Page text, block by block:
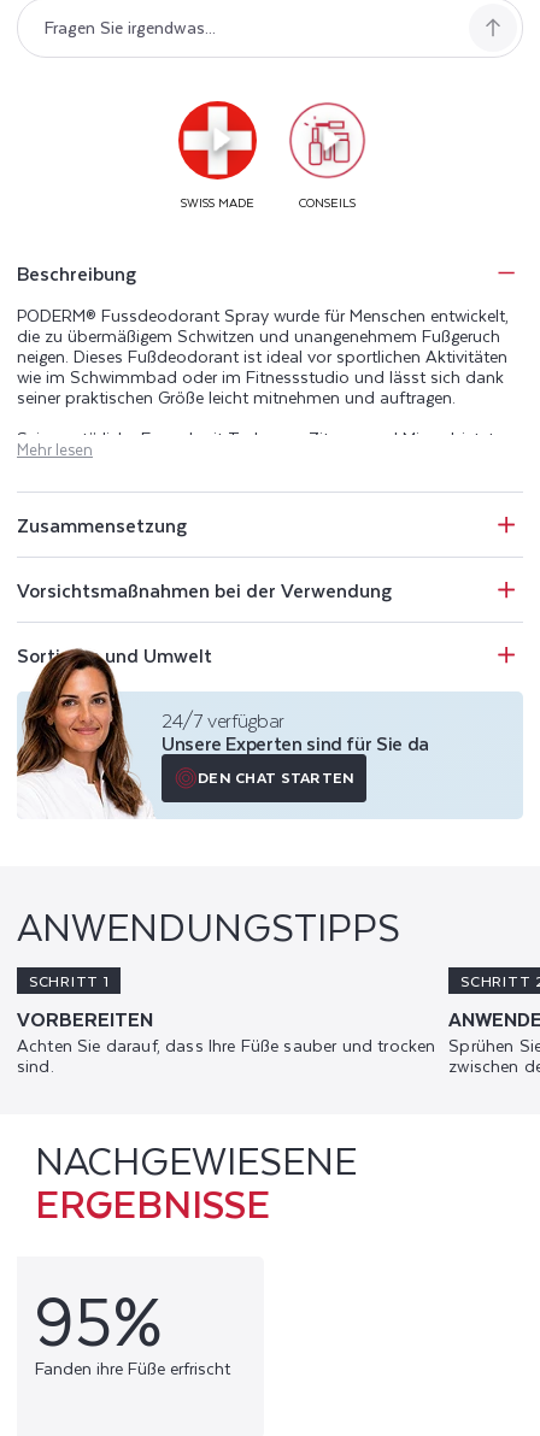
Beschreibung
PODERM® Fussdeodorant Spray wurde für Menschen entwickelt,
die zu übermäßigem Schwitzen und unangenehmem Fußgeruch
neigen. Dieses Fußdeodorant ist ideal vor sportlichen Aktivitäten
wie im Schwimmbad oder im Fitnessstudio und lässt sich dank
seiner praktischen Größe leicht mitnehmen und auftragen.
Seine natürliche Formel mit Teebaum, Zitrone und Minze bietet
eine dreifache Wirkung. Der Teebaum reinigt und schützt die Haut,
unangenehme Gerüche, und die Minze sorgt für ein lang
anhaltendes Frischegefühl.
Diese Inhaltsstoffe wirken zusammen, um übermäßiges Schwitzen
einzudämmen und Ihre Füße den ganzen Tag lang frisch und
gesund zu halten. Dieses Fußdeodorant ist ein Muss für alle, die
ihre Füße gesund und frei von unangenehmen Gerüchen halten
wollen.
Mehr lesen
Zusammensetzung
Vorsichtsmaßnahmen bei der Verwendung
Sortieren und Umwelt
24/7 verfügbar
Unsere Experten sind für Sie da
DEN CHAT STARTEN
ANWENDUNGSTIPPS
SCHRITT 1
VORBEREITEN
Achten Sie darauf, dass Ihre Füße sauber und trocken
sind.
SCHRITT
Sprühen
zwischen
NACHGEWIESENE
ERGEBNISSE
95%
Fanden ihre Füße erfrischt